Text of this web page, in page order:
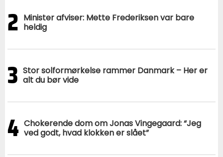
2 Minister afviser: Mette Frederiksen var bare
heldig
3 Stor solformørkelse rammer Danmark – Her er
alt du bør vide
4 Chokerende dom om Jonas Vingegaard: “Jeg
ved godt, hvad klokken er slået”